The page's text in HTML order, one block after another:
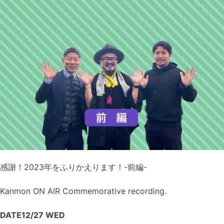
感謝！2023年をふりかえります！-前編-
Kanmon ON AIR Commemorative recording.
DATE12/27 WED